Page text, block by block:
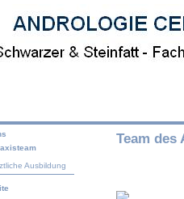
Ausbildung
Team des